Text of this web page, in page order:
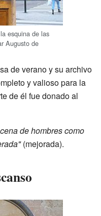
esquina de las
Augusto de
de verano y su archivo
y valioso para la
de él fue donado al
de hombres como
(mejorada).